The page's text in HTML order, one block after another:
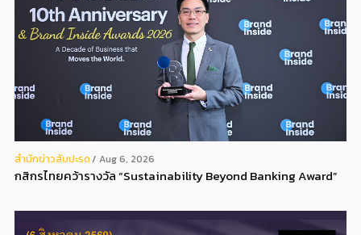
สํานักข่าวสับปะรด Aug 6, 2026
กสิกรไทยคว้ารางวัล “Sustainability Beyond Banking Award”